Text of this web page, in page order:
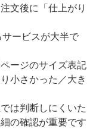
注文後に「仕上がり
ービスが大半で
ページのサイズ表記
小さかった／大き
では判断しにくいた
の確認が重要です